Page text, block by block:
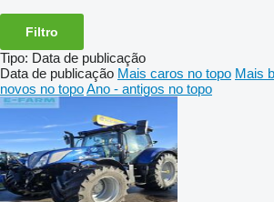
Filtro
Tipo: Data de publicação
Data de publicação Mais caros no topo Mais
novos no topoAno - antigos no topo